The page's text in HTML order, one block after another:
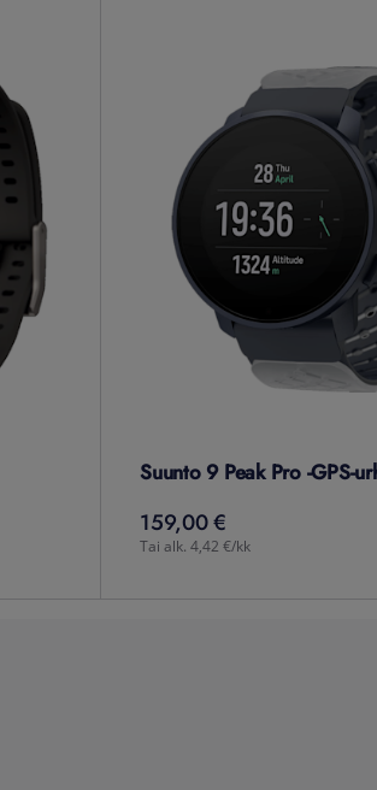
Suunto 9 Peak Pro -GPS-
159,00 €
159,00€
Tai alk. 4,42 €/kk